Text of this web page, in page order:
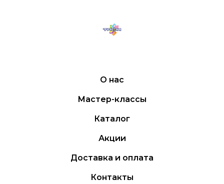
О нас
Мастер-классы
Каталог
Акции
Доставка и оплата
Контакты